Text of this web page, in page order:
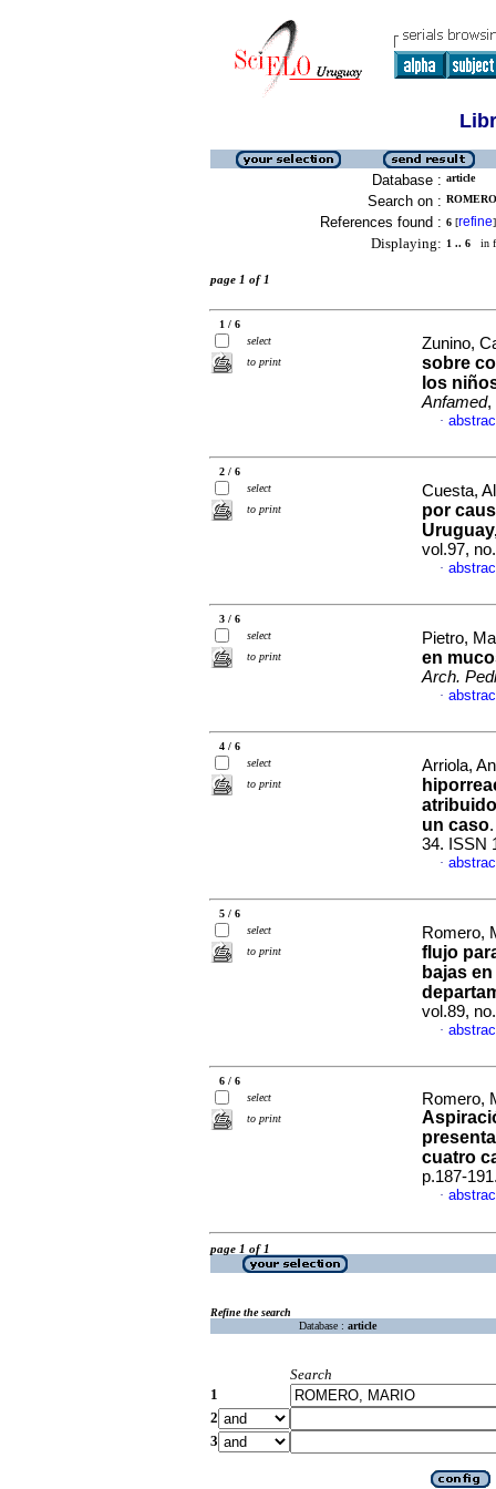
Database : article
Search on :
References found : 6 [refine]
Displaying: 1 .. 6 in
page 1 of 1
1 / 6
select
to print
Zunino,
sobre
los
Anfamed,
·
2 / 6
select
to print
Cuesta,
por
vol.97,
·
3 / 6
select
to print
Pietro,
en
Arch.
·
4 / 6
select
to print
Arriola,
un caso
34. ISSN
·
5 / 6
select
to print
Romero,
flujo
bajas
vol.89,
·
6 / 6
select
to print
Romero,
cuatro
p.187-
·
page 1 of 1
Refine the search
Database : article
Search
1
2
3